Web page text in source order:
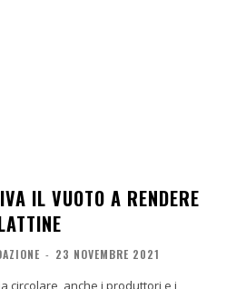
IL VUOTO A RENDERE
- 23 NOVEMBRE 2021
circolare, anche i produttori e i